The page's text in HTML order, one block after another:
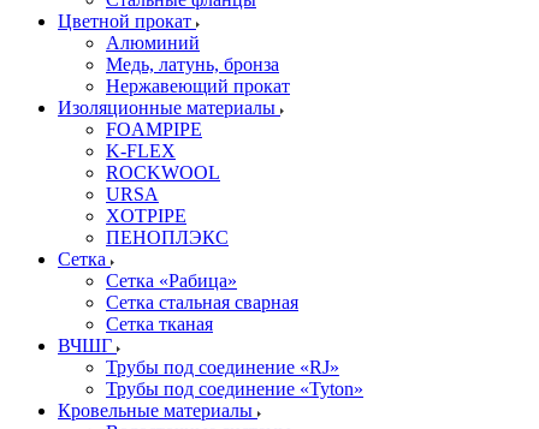
Цветной прокат
Алюминий
Медь, латунь, бронза
Нержавеющий прокат
Изоляционные материалы
FOAMPIPE
K-FLEX
ROCKWOOL
URSA
XOTPIPE
ПЕНОПЛЭКС
Сетка
Сетка «Рабица»
Сетка стальная сварная
Сетка тканая
ВЧШГ
Трубы под соединение «RJ»
Трубы под соединение «Tyton»
Кровельные материалы